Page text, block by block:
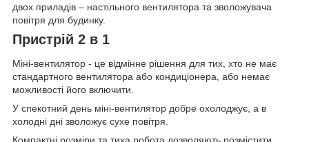
двох приладів – настільного вентилятора та зволожувача
повітря для будинку.
Пристрій 2 в 1
Міні-вентилятор - це відмінне рішення для тих, хто не має
стандартного вентилятора або кондиціонера, або немає
можливості його включити.
У спекотний день міні-вентилятор добре охолоджує, а в
холодні дні зволожує сухе повітря.